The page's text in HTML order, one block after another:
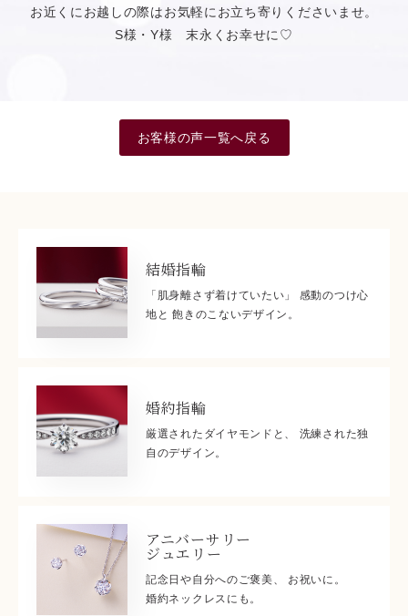
お近くにお越しの際はお気軽にお立ち寄りくださいませ。
S様・Y様 末永くお幸せに♡
お客様の声一覧へ戻る
結婚指輪
「肌身離さず着けていたい」 感動のつけ心
地と 飽きのこないデザイン。
婚約指輪
厳選されたダイヤモンドと、 洗練された独
自のデザイン。
アニバーサリー
ジュエリー
記念日や自分へのご褒美、 お祝いに。
婚約ネックレスにも。